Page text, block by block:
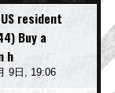
resident
Buy a
h
9日, 19:06